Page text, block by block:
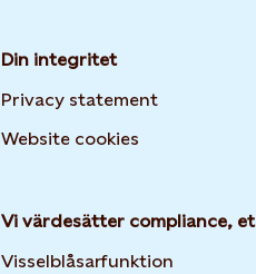
Din integritet
Privacy statement
Website cookies
Vi värdesätter compliance,
Visselblåsarfunktion